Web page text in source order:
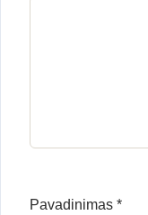
Pavadinimas *